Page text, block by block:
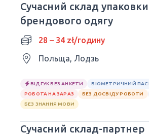
Сучасний склад упаковки
брендового одягу
28 – 34 zł/годину
Польща, Лодзь
ВІДГУК БЕЗ АНКЕТИ
БІОМЕТРИЧНИЙ
РОБОТА НА ЗАРАЗ
БЕЗ ДОСВІДУ РОБОТИ
БЕЗ ЗНАННЯ МОВИ
Сучасний склад-партнер